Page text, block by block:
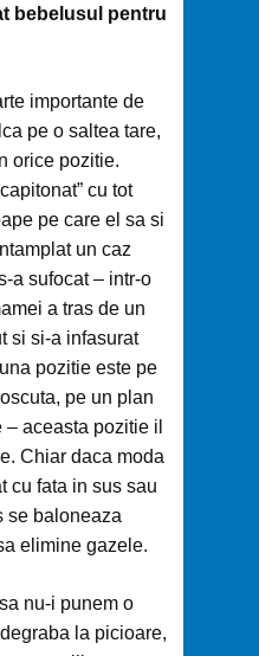
bebelusul pentru
importante de
pe o saltea tare,
orice pozitie.
cu tot
pe care el sa si
un caz
a sufocat – intr-o
a tras de un
si si-a infasurat
pozitie este pe
pe un plan
aceasta pozitie il
Chiar daca moda
cu fata in sus sau
se baloneaza
elimine gazele.
nu-i punem o
la picioare,